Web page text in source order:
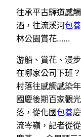
往承平古驛道感
酒，往流溪河包
林公園賞花……
游船、賞花、漫
在哪家公司下班
村落往感觸感染
國慶後期百家觀
落，從化國包養
流岑嶺，記者從